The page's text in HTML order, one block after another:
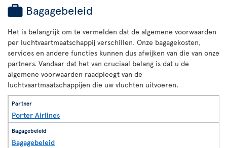
Bagagebeleid
Het is belangrijk om te vermelden dat de algemene voorwaarden
per luchtvaartmaatschappij verschillen. Onze bagagekosten,
services en andere functies kunnen dus afwijken van die van onze
partners. Vandaar dat het van cruciaal belang is dat u de
algemene voorwaarden raadpleegt van de
luchtvaartmaatschappijen die uw vluchten uitvoeren.
Porter Airlines
Bagagebeleid